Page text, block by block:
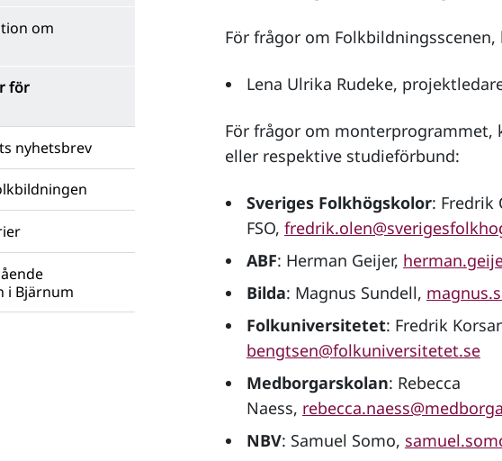
om
för
nyhetsbrev
i Bjärnum
För frågor om
Lena Ulrika Rudeke,
För frågor om monterprogrammet,
eller respektive studieförbund:
Sveriges Folkhögskolor: Fredrik
FSO,
ABF: Herman Geijer,
Bilda: Magnus Sundell,
Folkuniversitetet: Fredrik
bengtsen@folkuniversitetet.se
Medborgarskolan: Rebecca
Naess,
NBV: Samuel Somo,